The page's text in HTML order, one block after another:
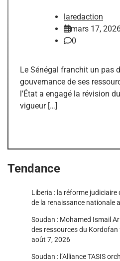
laredaction
mars 17,
0
Le Sénégal franchit un pas
gouvernance de ses
l’État a engagé la révision
vigueur […]
Tendance
Liberia : la réforme judiciaire
de la renaissance nationale
Soudan : Mohamed Ismail
des ressources du
août 7, 2026
Soudan : l’Alliance TASIS